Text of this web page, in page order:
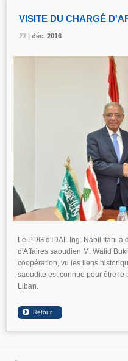
22 | déc. 2016
VISITE DU CHARGÉ
22 | déc. 2016
22 | déc. 2016
Le PDG d'IDAL Ing. Nabil Itani
d'Affaires saoudien M. Walid
coopération, vu les liens
saoudite est connue pour être le
Liban.